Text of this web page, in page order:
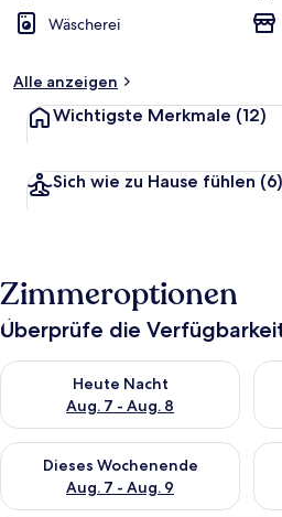
Wäscherei
Alle anzeigen
Wichtigste Merkmale (12)
Sich wie zu Hause fühlen (6)
Zimmeroptionen
Überprüfe die
Heute Nacht
Aug. 7 - Aug. 8
Überprüfe die Verfügbarkeit für
Dieses Wochenende
Aug. 7 - Aug. 9
Überprüfe die Verfügbarkeit für